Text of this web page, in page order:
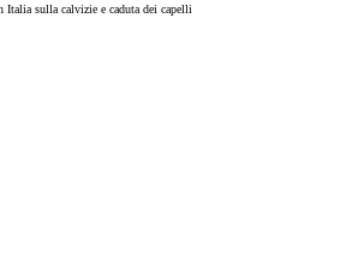
sulla calvizie e caduta dei capelli